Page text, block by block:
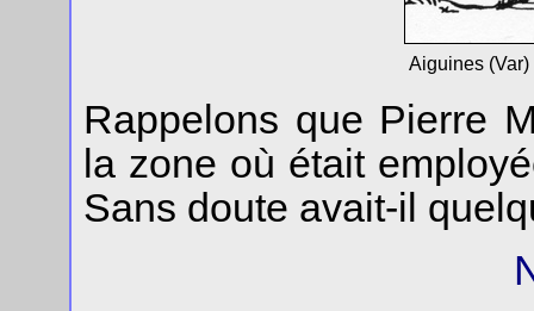
Aiguines
Rappelons que Pierre
la zone où était
Sans doute avait-il